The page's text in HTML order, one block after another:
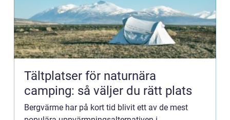
Tältplatser för naturnära
camping: så väljer du rätt plats
Bergvärme har på kort tid blivit ett av de mest